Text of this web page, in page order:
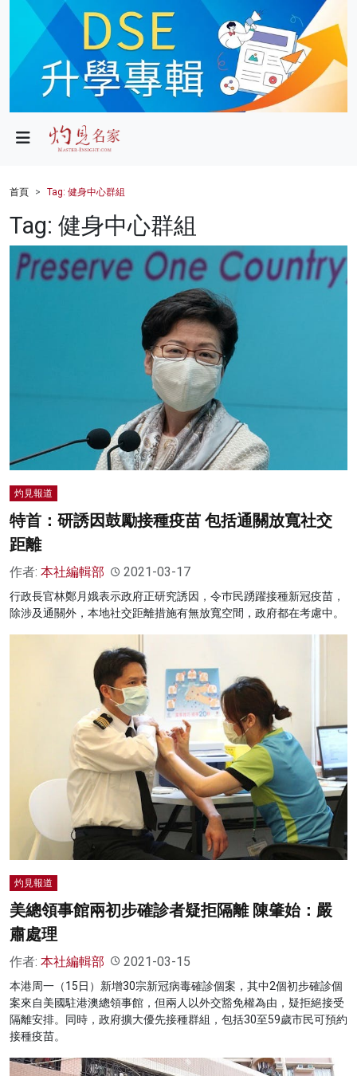
政局
財經
健康
商業
關於我們
首頁 Tag: 健身中心群組
Tag: 健身中心群組
灼見報道
特首：研誘因鼓勵接種疫苗 包括通關放寬社交
距離
作者: 本社編輯部 2021-03-17
行政長官林鄭月娥表示政府正研究誘因，令巿民踴躍接種新冠疫苗，
除涉及通關外，本地社交距離措施有無放寬空間，政府都在考慮中。
灼見報道
美總領事館兩初步確診者疑拒隔離 陳肇始：嚴
肅處理
作者: 本社編輯部 2021-03-15
本港周一（15日）新增30宗新冠病毒確診個案，其中2個初步確診個
案來自美國駐港澳總領事館，但兩人以外交豁免權為由，疑拒絕接受
隔離安排。同時，政府擴大優先接種群組，包括30至59歲市民可預約
接種疫苗。